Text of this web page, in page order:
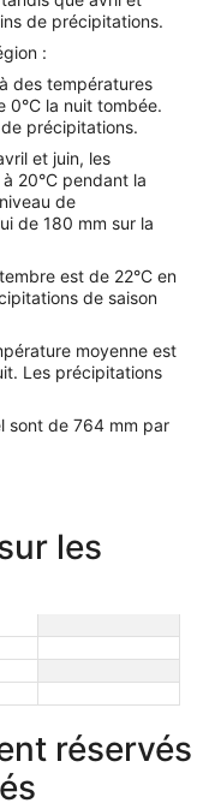
de précipitations.
:
des températures
0°C la nuit tombée.
précipitations.
et juin, les
20°C pendant la
de
de 180 mm sur la
est de 22°C en
de saison
moyenne est
Les précipitations
sont de 764 mm par
les
réservés